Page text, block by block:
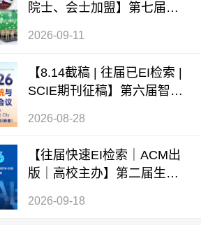
院士、会士加盟】第七届现
2026-09-11
【8.14截稿 | 往届已EI检索 |
SCIE期刊征稿】第六届智能
术会议（ITSSC 2026）
2026-08-28
【往届快速EI检索｜ACM出
版｜高校主办】第二届生成
术会议 (GAIDMA 2026)
2026-09-18